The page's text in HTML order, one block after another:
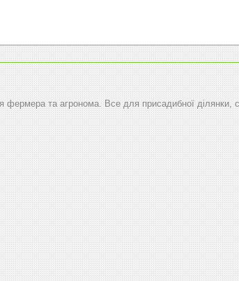
фермера та агронома. Все для присадибної ділянки,